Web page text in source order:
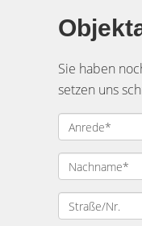
Sie haben
setzen uns